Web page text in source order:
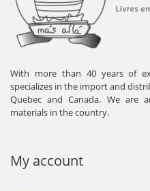
With more than 40 years of
specializes in the import and
Quebec and Canada. We are
materials in the country.
My account